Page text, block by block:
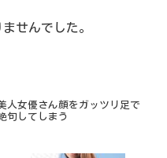
せんでした。
人女優さん顔をガッツリ足で
句してしまう